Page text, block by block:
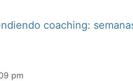
coaching:
pm